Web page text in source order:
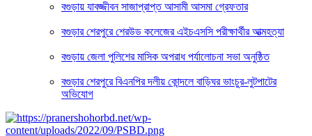
বগুড়ায় যাবজ্জীবন সাজাপ্রাপ্ত আসামী আসমা গ্রেফতার
বগুড়ার শেরপুরে শেরউড কলেজের এইচএসসি পরীক্ষার্থীর আত্মহত্যা
বগুড়ায় জেলা পুলিশের মাসিক অপরাধ পর্যালোচনা সভা অনুষ্ঠিত
বগুড়ার শেরপুরে বিএনপির দলীয় কোন্দলে বাড়িঘর ভাংচুর-লুটপাটের
অভিযোগ